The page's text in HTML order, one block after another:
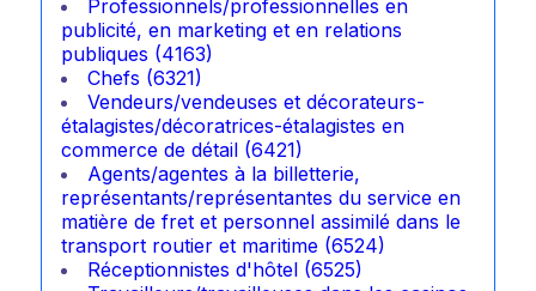
Professionnels/professionnelles en
publicité, en marketing et en relations
publiques (4163)
Chefs (6321)
Vendeurs/vendeuses et décorateurs-
étalagistes/décoratrices-étalagistes en
commerce de détail (6421)
Agents/agentes à la billetterie,
représentants/représentantes du service en
matière de fret et personnel assimilé dans le
transport routier et maritime (6524)
Réceptionnistes d'hôtel (6525)